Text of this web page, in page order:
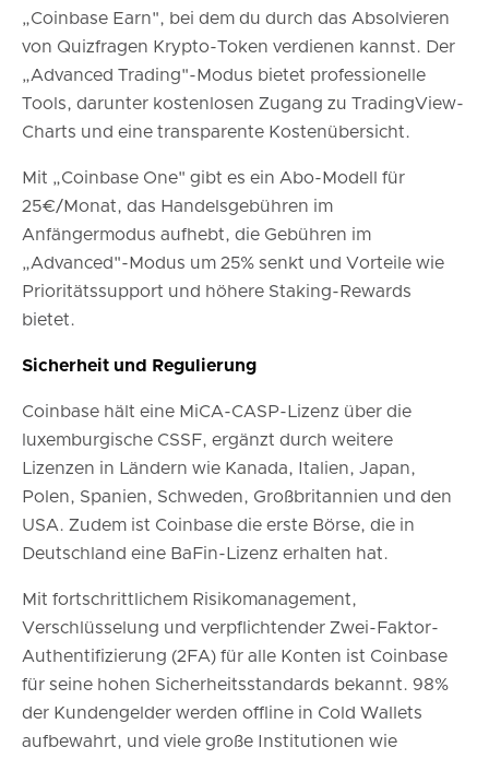
„Coinbase Earn", bei dem du durch das Absolvieren
von Quizfragen Krypto-Token verdienen kannst. Der
„Advanced Trading"-Modus bietet professionelle
Tools, darunter kostenlosen Zugang zu TradingView-
Charts und eine transparente Kostenübersicht.
Mit „Coinbase One" gibt es ein Abo-Modell für
25€/Monat, das Handelsgebühren im
Anfängermodus aufhebt, die Gebühren im
„Advanced"-Modus um 25% senkt und Vorteile wie
Prioritätssupport und höhere Staking-Rewards
bietet.
Sicherheit und Regulierung
Coinbase hält eine MiCA-CASP-Lizenz über die
luxemburgische CSSF, ergänzt durch weitere
Lizenzen in Ländern wie Kanada, Italien, Japan,
Polen, Spanien, Schweden, Großbritannien und den
USA. Zudem ist Coinbase die erste Börse, die in
Deutschland eine BaFin-Lizenz erhalten hat.
Mit fortschrittlichem Risikomanagement,
Verschlüsselung und verpflichtender Zwei-Faktor-
Authentifizierung (2FA) für alle Konten ist Coinbase
für seine hohen Sicherheitsstandards bekannt. 98%
der Kundengelder werden offline in Cold Wallets
aufbewahrt, und viele große Institutionen wie